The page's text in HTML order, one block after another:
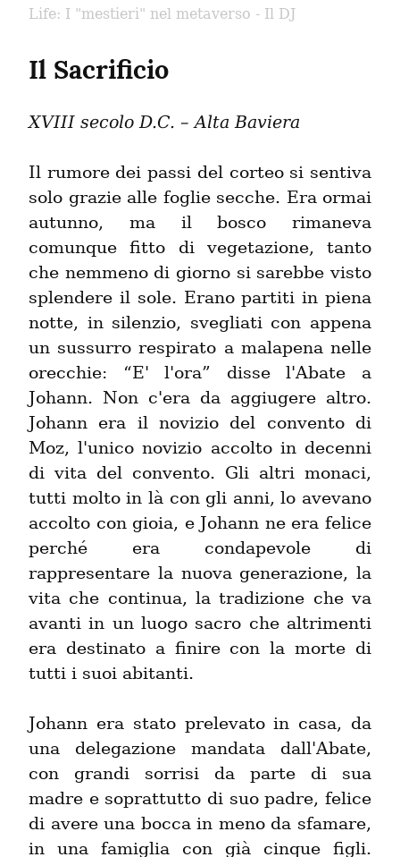
Life: I "mestieri" nel metaverso - Il DJ
Il Sacrificio
XVIII secolo D.C. – Alta Baviera
Il rumore dei passi del corteo si sentiva
solo grazie alle foglie secche. Era ormai
autunno, ma il bosco rimaneva
comunque fitto di vegetazione, tanto
che nemmeno di giorno si sarebbe visto
splendere il sole. Erano partiti in piena
notte, in silenzio, svegliati con appena
un sussurro respirato a malapena nelle
orecchie: “E' l'ora” disse l'Abate a
Johann. Non c'era da aggiugere altro.
Johann era il novizio del convento di
Moz, l'unico novizio accolto in decenni
di vita del convento. Gli altri monaci,
tutti molto in là con gli anni, lo avevano
accolto con gioia, e Johann ne era felice
perché era condapevole di
rappresentare la nuova generazione, la
vita che continua, la tradizione che va
avanti in un luogo sacro che altrimenti
era destinato a finire con la morte di
tutti i suoi abitanti.
Johann era stato prelevato in casa, da
una delegazione mandata dall'Abate,
con grandi sorrisi da parte di sua
madre e soprattutto di suo padre, felice
di avere una bocca in meno da sfamare,
in una famiglia con già cinque figli.